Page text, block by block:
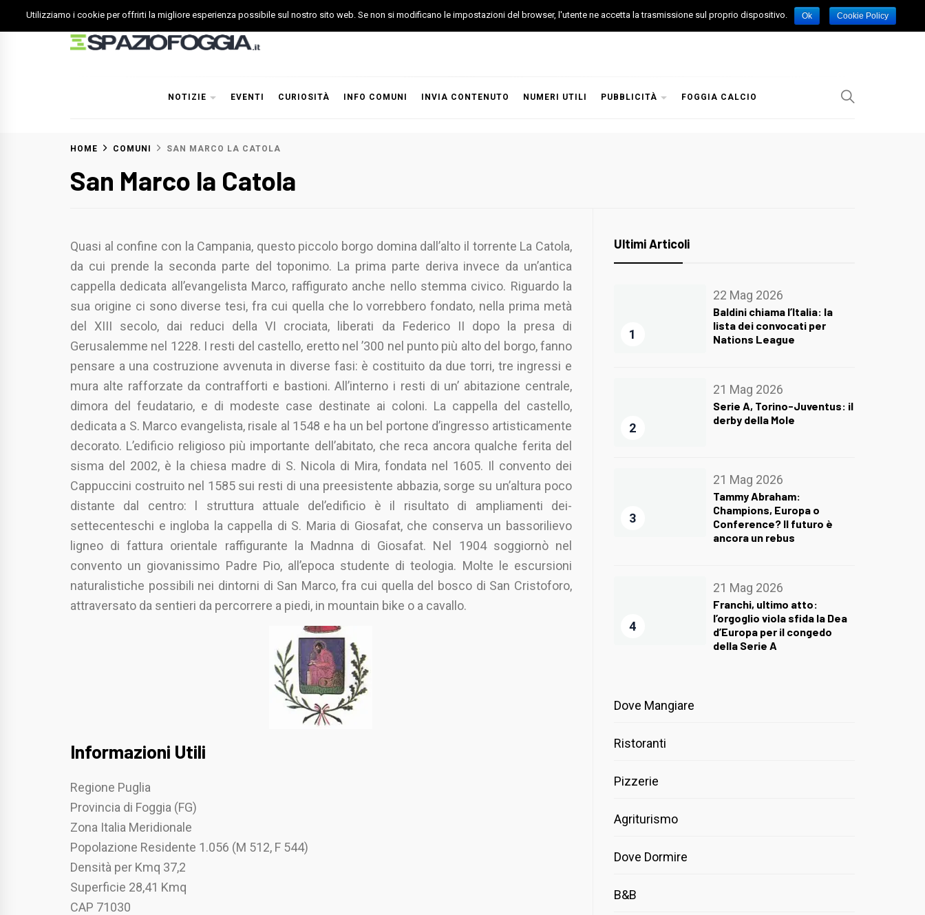
to
NOTIZIE EVENTI CURIOSITÀ INFO COMUNI INVIA CONTENUTO NUMERI UTILI PUBBLICITÀ FOGGIA CALCIO
HOME COMUNI SAN MARCO LA CATOLA
San Marco la Catola
Quasi al confine con la Campania, questo piccolo borgo domina dall’alto il torrente La Catola,
da cui prende la seconda parte del toponimo. La prima parte deriva invece da un’antica
cappella dedicata all’evangelista Marco, raffigurato anche nello stemma civico. Riguardo la
sua origine ci sono diverse tesi, fra cui quella che lo vorrebbero fondato, nella prima metà
del XIII secolo, dai reduci della VI crociata, liberati da Federico II dopo la presa di
Gerusalemme nel 1228. I resti del castello, eretto nel ’300 nel punto più alto del borgo, fanno
pensare a una costruzione avvenuta in diverse fasi: è costituito da due torri, tre ingressi e
mura alte rafforzate da contrafforti e bastioni. All’interno i resti di un’ abitazione centrale,
dimora del feudatario, e di modeste case destinate ai coloni. La cappella del castello,
dedicata a S. Marco evangelista, risale al 1548 e ha un bel portone d’ingresso artisticamente
decorato. L’edificio religioso più importante dell’abitato, che reca ancora qualche ferita del
sisma del 2002, è la chiesa madre di S. Nicola di Mira, fondata nel 1605. Il convento dei
Cappuccini costruito nel 1585 sui resti di una preesistente abbazia, sorge su un’altura poco
distante dal centro: l struttura attuale del’edificio è il risultato di ampliamenti dei-
settecenteschi e ingloba la cappella di S. Maria di Giosafat, che conserva un bassorilievo
ligneo di fattura orientale raffigurante la Madnna di Giosafat. Nel 1904 soggiornò nel
convento un giovanissimo Padre Pio, all’epoca studente di teologia. Molte le escursioni
naturalistiche possibili nei dintorni di San Marco, fra cui quella del bosco di San Cristoforo,
attraversato da sentieri da percorrere a piedi, in mountain bike o a cavallo.
Informazioni Utili
Regione Puglia
Provincia di Foggia (FG)
Zona Italia Meridionale
Popolazione Residente 1.056 (M 512, F 544)
Densità per Kmq 37,2
Superficie 28,41 Kmq
CAP 71030
Ultimi Articoli
1
22 Mag 2026
Baldini chiama l’Italia: la
lista dei convocati per
Nations League
2
21 Mag 2026
Serie A, Torino-Juventus: il
derby della Mole
3
21 Mag 2026
Tammy Abraham:
Champions, Europa o
Conference? Il futuro è
ancora un rebus
4
21 Mag 2026
Franchi, ultimo atto:
l’orgoglio viola sfida la Dea
d’Europa per il congedo
della Serie A
Dove Mangiare
Ristoranti
Pizzerie
Agriturismo
Dove Dormire
B&B
Utilizziamo i cookie per offrirti la migliore esperienza possibile sul nostro sito web. Se non si modificano le impostazioni del browser, l'utente ne accetta la trasmissione sul proprio dispositivo. Ok Cookie Policy